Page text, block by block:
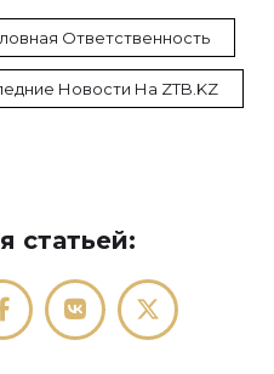
Ответственность
Новости На ZTB.KZ
статьей: